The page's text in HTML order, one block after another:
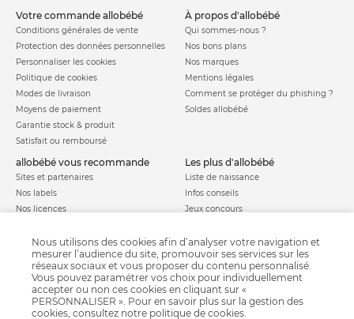
votre commande allobébé
Conditions générales de vente
Protection des données personnelles
Personnaliser les cookies
Politique de cookies
Modes de livraison
Moyens de paiement
Garantie stock & produit
Satisfait ou remboursé
à propos d'allobébé
Qui sommes-nous ?
Nos bons plans
Nos marques
Mentions légales
Comment se protéger du phishing ?
Soldes allobébé
allobébé vous recommande
Sites et partenaires
Nos labels
Nos licences
les plus d'allobébé
Liste de naissance
Infos conseils
Jeux concours
Parrainage
Paiement sécurisé
Charte qualité
Nous utilisons des cookies afin d’analyser votre navigation et
mesurer l’audience du site, promouvoir ses services sur les
réseaux sociaux et vous proposer du contenu personnalisé.
Vous pouvez paramétrer vos choix pour individuellement
accepter ou non ces cookies en cliquant sur «
PERSONNALISER ». Pour en savoir plus sur la gestion des
cookies, consultez notre politique de cookies.